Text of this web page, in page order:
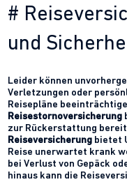
#
und
Leider können
Verletzungen oder
Reisepläne
Reisestornoversicherung
zur Rückerstattung
Reiseversicherung bietet
Reise unerwartet krank
bei Verlust von Gepäck
hinaus kann die